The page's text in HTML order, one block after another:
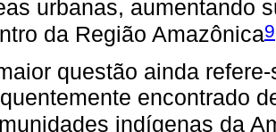
urbanas, aumentando
da Região Amazônica9
questão ainda
encontrado
indígenas da